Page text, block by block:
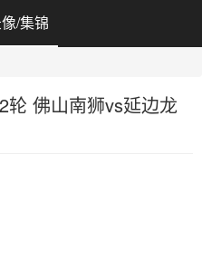
/集锦
轮 佛山南狮vs延边龙